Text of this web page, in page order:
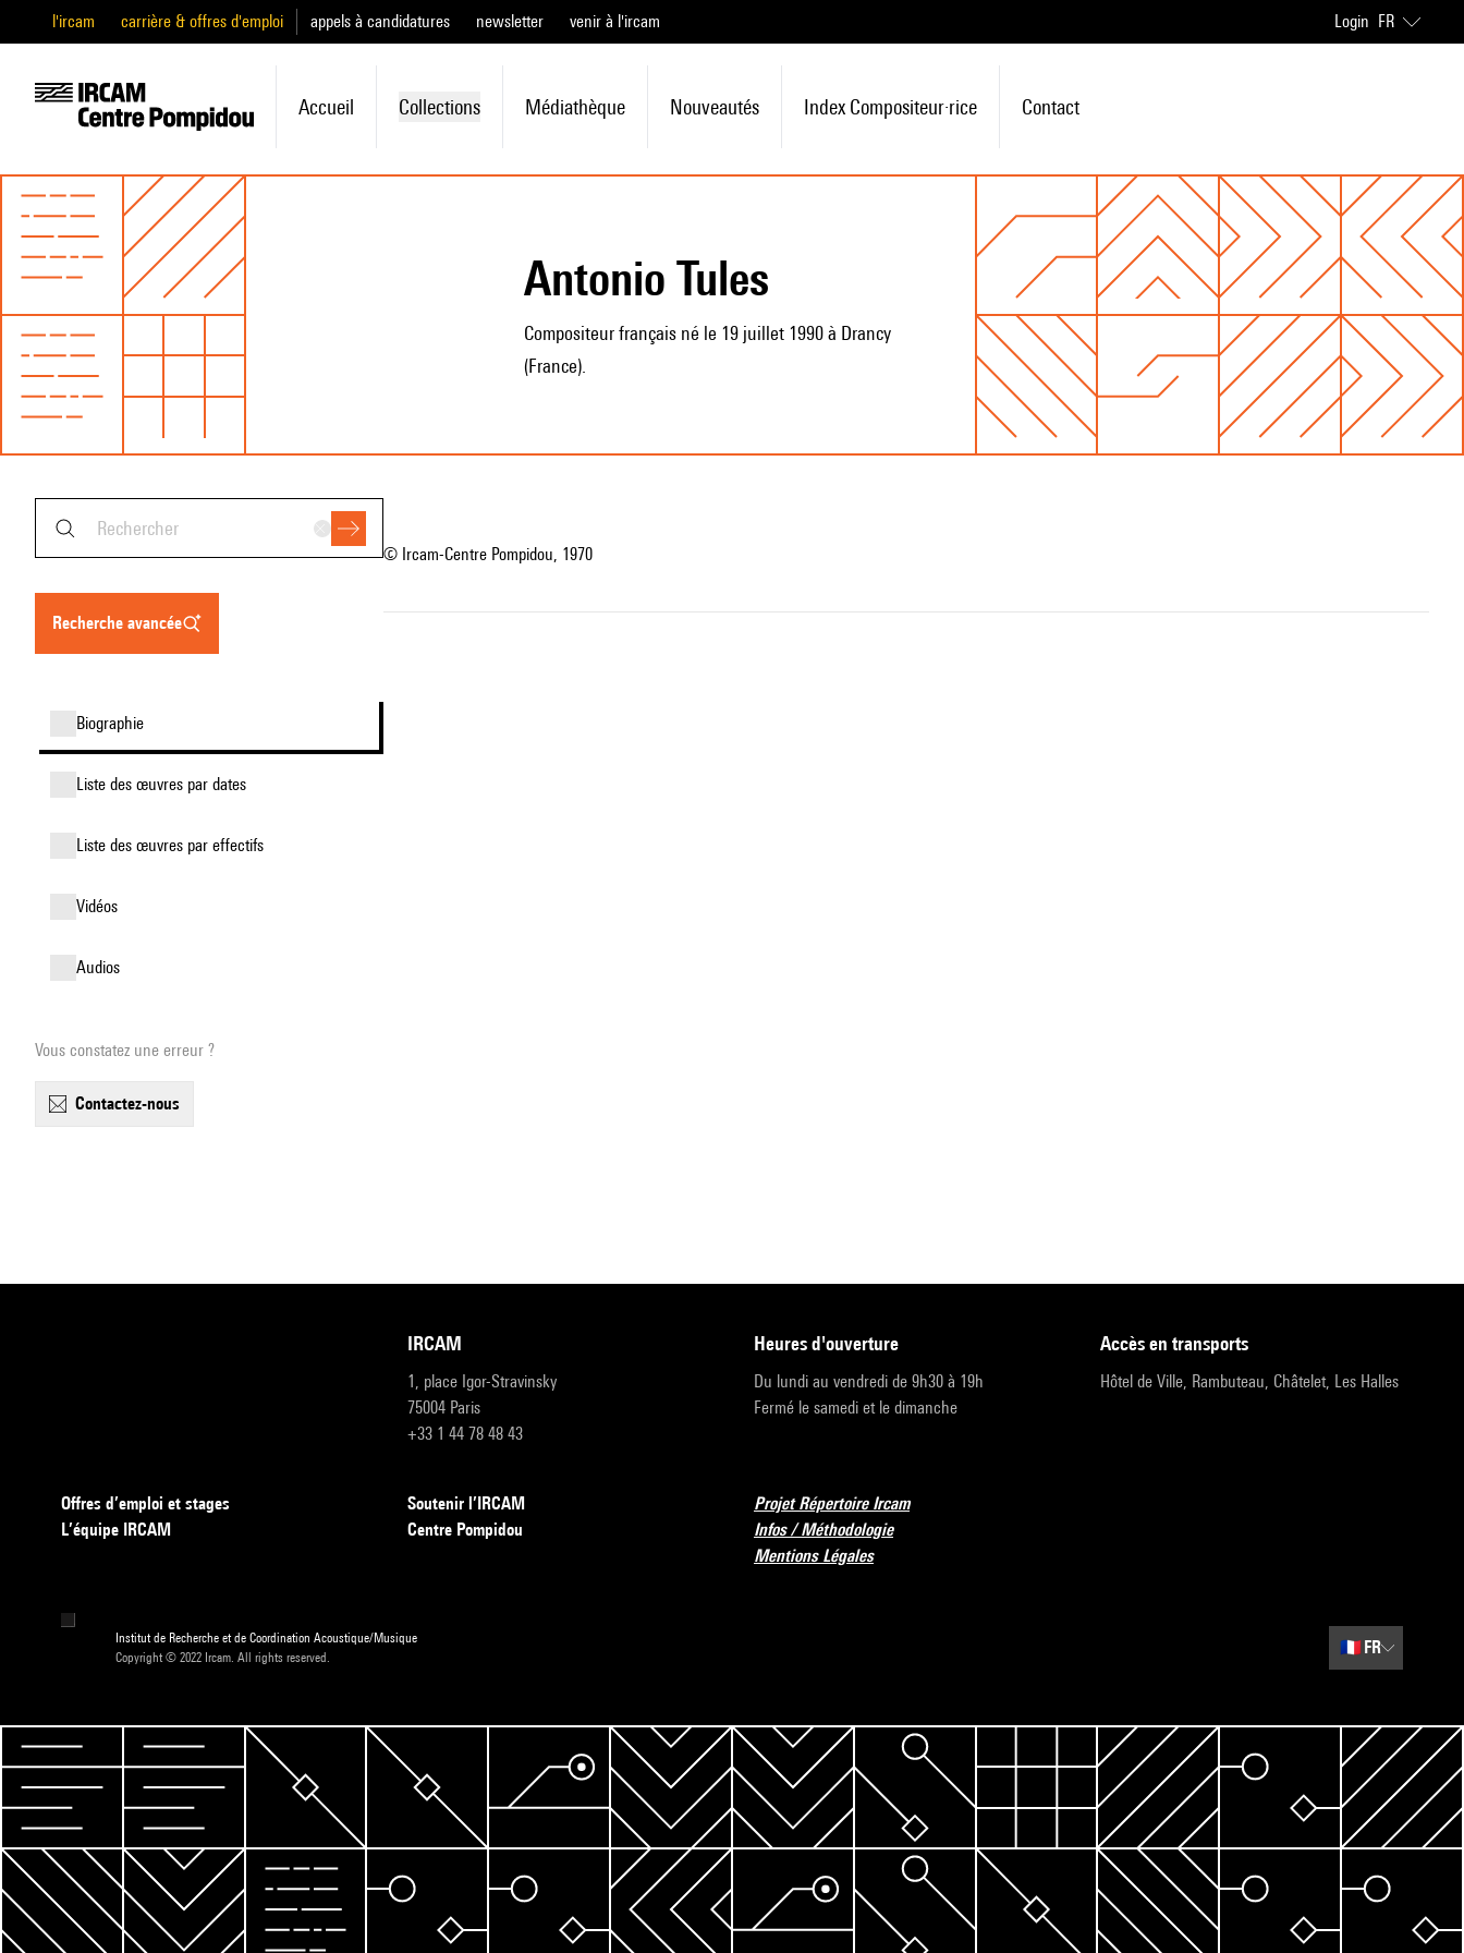
l'ircam carrière & offres d'emploi appels à candidatures newsletter venir à l'ircam Login FR
Accueil Collections Médiathèque Nouveautés Index Compositeur·rice Contact
Antonio Tules
Compositeur français né le 19 juillet 1990 à Drancy
(France).
recherche avancée
biographie
liste des œuvres par dates
liste des œuvres par effectifs
vidéos
audios
Vous constatez une erreur ?
contactez-nous
© Ircam-Centre Pompidou, 1970
IRCAM
1, place Igor-Stravinsky
75004 Paris
+33 1 44 78 48 43
heures d'ouverture
Du lundi au vendredi de 9h30 à 19h
Fermé le samedi et le dimanche
accès en transports
Hôtel de Ville, Rambuteau, Châtelet, Les Halles
Offres d’emploi et stages
L’équipe IRCAM
Soutenir l’IRCAM
Centre Pompidou
Projet Répertoire Ircam
Infos / Méthodologie
Mentions Légales
Institut de Recherche et de Coordination Acoustique/Musique
Copyright © 2022 Ircam. All rights reserved.
🇫🇷 FR